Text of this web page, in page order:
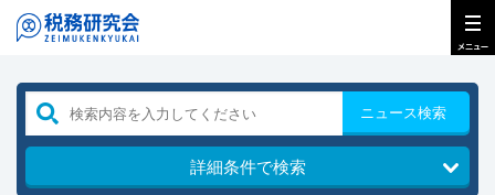
ニュース検索
詳細条件で検索